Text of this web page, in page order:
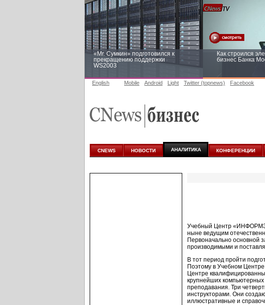
«Mr. Сумкин» подготовился к
прекращению поддержки
WS2003
Как строился
бизнес Банка
аналитике
English Mobile Android Light Twitter (topnews) Facebook
CNEWS НОВОСТИ АНАЛИТИКА КОНФЕРЕНЦИИ
Учебный Центр
ныне ведущим
Первоначально
производимыми и
В тот период пройти
Поэтому в Учебном
Центре
крупнейших
преподавания. Три
инструкторами. Они
иллюстративные и